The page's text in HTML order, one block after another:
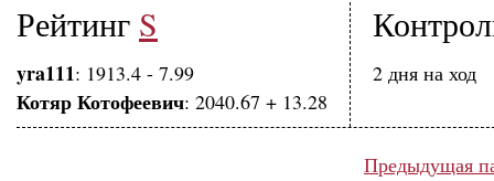
Рейтинг S
yra111: 1913.4 - 7.99
Котяр Котофеевич: 2040.67 + 13.28
2 дня на ход
Предыдущая